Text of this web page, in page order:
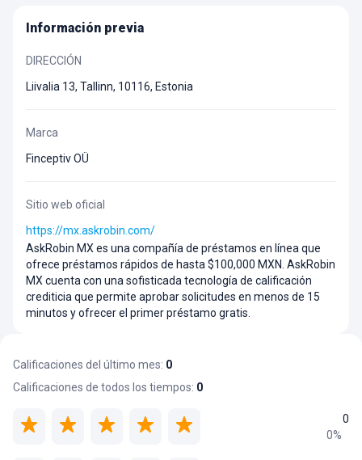
Información previa
DIRECCIÓN
Liivalia 13, Tallinn, 10116, Estonia
Marca
Finceptiv OÜ
Sitio web oficial
https://mx.askrobin.com/
AskRobin MX es una compañía de préstamos en línea que
ofrece préstamos rápidos de hasta $100,000 MXN. AskRobin
MX cuenta con una sofisticada tecnología de calificación
crediticia que permite aprobar solicitudes en menos de 15
minutos y ofrecer el primer préstamo gratis.
Calificaciones del último mes: 0
Calificaciones de todos los tiempos: 0
0
0%